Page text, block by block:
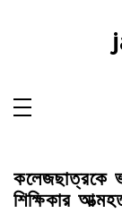
কলেজছাত্রকে
শিক্ষিকার